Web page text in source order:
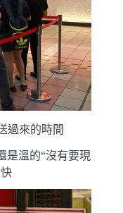
過來的時間
是溫的“沒有要現